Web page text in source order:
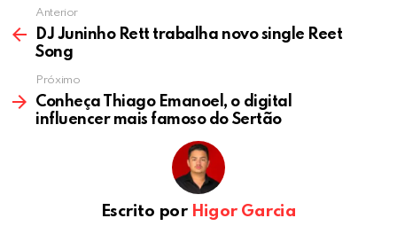
Anterior
DJ Juninho Rett trabalha novo single Reet
Song
Próximo
Conheça Thiago Emanoel, o digital
influencer mais famoso do Sertão
Escrito por Higor Garcia